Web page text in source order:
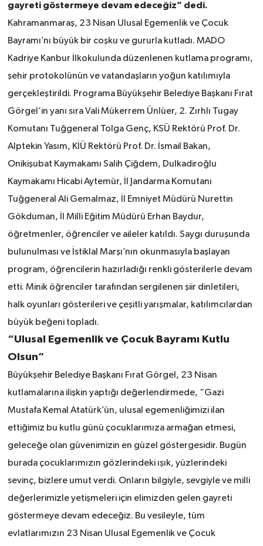
gayreti göstermeye devam edeceğiz” dedi.
Kahramanmaraş, 23 Nisan Ulusal Egemenlik ve Çocuk
Bayramı’nı büyük bir coşku ve gururla kutladı. MADO
Kadriye Kanbur İlkokulunda düzenlenen kutlama programı,
şehir protokolünün ve vatandaşların yoğun katılımıyla
gerçekleştirildi. Programa Büyükşehir Belediye Başkanı Fırat
Görgel’in yanı sıra Vali Mükerrem Ünlüer, 2. Zırhlı Tugay
Komutanı Tuğgeneral Tolga Genç, KSÜ Rektörü Prof. Dr.
Alptekin Yasım, KİÜ Rektörü Prof. Dr. İsmail Bakan,
Onikişubat Kaymakamı Salih Çiğdem, Dulkadiroğlu
Kaymakamı Hicabi Aytemür, İl Jandarma Komutanı
Tuğgeneral Ali Gemalmaz, İl Emniyet Müdürü Nurettin
Gökduman, İl Milli Eğitim Müdürü Erhan Baydur,
öğretmenler, öğrenciler ve aileler katıldı. Saygı duruşunda
bulunulması ve İstiklal Marşı’nın okunmasıyla başlayan
program, öğrencilerin hazırladığı renkli gösterilerle devam
etti. Minik öğrenciler tarafından sergilenen şiir dinletileri,
halk oyunları gösterileri ve çeşitli yarışmalar, katılımcılardan
büyük beğeni topladı.
“Ulusal Egemenlik ve Çocuk Bayramı Kutlu
Olsun”
Büyükşehir Belediye Başkanı Fırat Görgel, 23 Nisan
kutlamalarına ilişkin yaptığı değerlendirmede, “Gazi
Mustafa Kemal Atatürk’ün, ulusal egemenliğimizi ilan
ettiğimiz bu kutlu günü çocuklarımıza armağan etmesi,
geleceğe olan güvenimizin en güzel göstergesidir. Bugün
burada çocuklarımızın gözlerindeki ışık, yüzlerindeki
sevinç, bizlere umut verdi. Onların bilgiyle, sevgiyle ve milli
değerlerimizle yetişmeleri için elimizden gelen gayreti
göstermeye devam edeceğiz. Bu vesileyle, tüm
evlatlarımızın 23 Nisan Ulusal Egemenlik ve Çocuk